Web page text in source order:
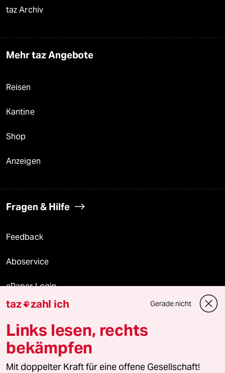
taz Archiv
Mehr taz Angebote
Reisen
Kantine
Shop
Anzeigen
Fragen & Hilfe
Feedback
Aboservice
ePaper Login
Downloads für Abonnierende
© 2026 taz Verlags und Vertriebs GmbH
Alle Rechte vorbehalten. Bei rechtlichen Fragen oder für Genehmigungen
taz zahl ich Gerade nicht
Links lesen, rechts
bekämpfen
Mit doppelter Kraft für eine offene Gesellschaft!